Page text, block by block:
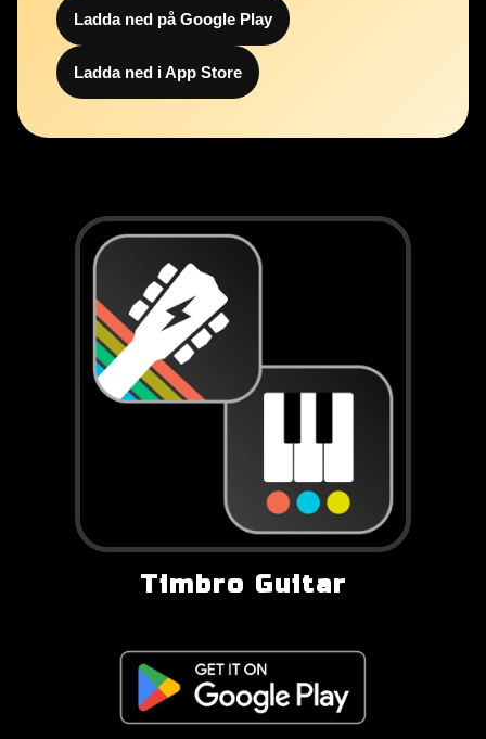
Ladda ned på Google Play
Ladda ned i App Store
Timbro Guitar